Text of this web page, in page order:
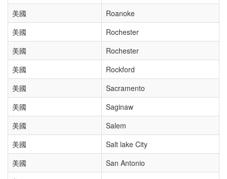
美國
Roanoke
美國
Rochester
美國
Rochester
美國
Rockford
美國
Sacramento
美國
Saginaw
美國
Salem
美國
Salt lake City
美國
San Antonio